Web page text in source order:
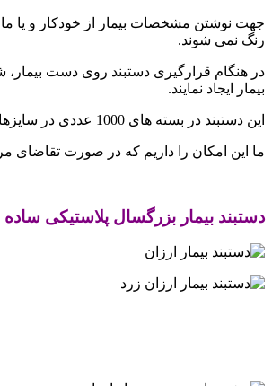
جهت نوشتن مشخصات بیمار از خودکار و یا
رنگ نمی شوند.
در هنگام قرارگیری دستبند روی دست بیمار،
بیمار ایجاد نمایند.
این دستبند در بسته های 1000 عددی در سایزهای؛ دستبند نوزاد (131W.P) ، دستبند اطفال (133WP) و بزرگسال (132W.P) در رنگ های متفاوت ارائه می شود.
ما این امکان را داریم که در صورت تقاضای
دستبند بیمار بزرگسال پلاستیکی